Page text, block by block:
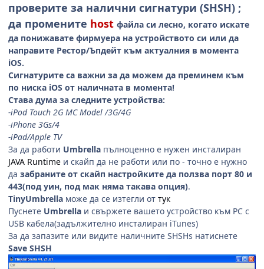
проверите за налични сигнатури (SHSH) ;
да промените host файла си лесно, когато искате
да понижавате фирмуера на устройството си или да
направите Рестор/Ъпдейт към актуалния в момента
iOS.
Сигнатурите са важни за да можем да преминем към
по ниска iOS от наличната в момента!
Става дума за следните устройства:
-iPod Touch 2G MC Model /3G/4G
-iPhone 3Gs/4
-iPad/Apple TV
За да работи Umbrella пълноценно е нужен инсталиран
JAVA Runtime и скайп да не работи или по - точно е нужно
да забраните от скайп настройките да ползва порт 80 и
443(под уин, под мак няма такава опция).
TinyUmbrella може да се изтегли от тук
Пуснете Umbrella и свържете вашето устройство към PC с
USB кабела(задължително инсталиран iTunes)
За да запазите или видите наличните SHSHs натиснете
Save SHSH